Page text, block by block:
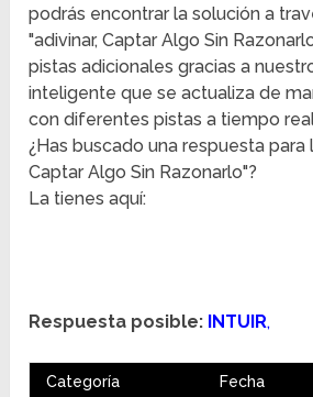
podrás encontrar la solución a
"adivinar, Captar Algo Sin
pistas adicionales gracias a
inteligente que se actualiza de
con diferentes pistas a tiempo
¿Has buscado una respuesta para
Captar Algo Sin Razonarlo"?
La tienes aquí:
Respuesta posible: INTUIR,
Categoría Fecha